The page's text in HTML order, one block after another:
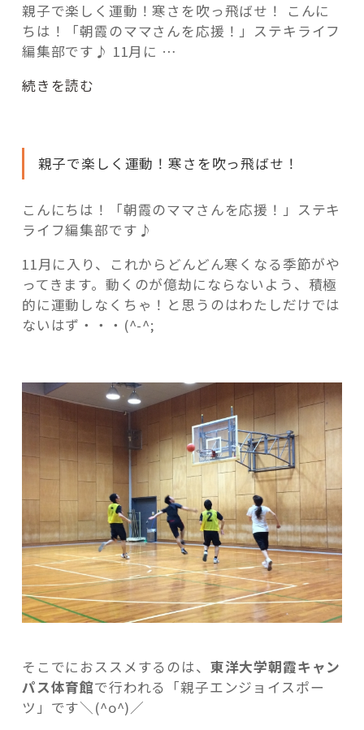
「ひと」
これからの暮らし 住み替え相談
記事検索
親子で楽しく運動！寒さを吹っ飛ばせ！ こんに
ちは！「朝霞のママさんを応援！」ステキライフ
編集部です♪ 11月に …
“地
東
大
学
の
生
と
遊
ぼ
子
エ
ジ
ポ
ー
ツ」
開
催”
続きを読む
親子で楽しく運動！寒さを吹っ飛ばせ！
こんにちは！「朝霞のママさんを応援！」ステキ
ライフ編集部です♪
11月に入り、これからどんどん寒くなる季節がや
ってきます。動くのが億劫にならないよう、積極
的に運動しなくちゃ！と思うのはわたしだけでは
ないはず・・・(^-^;
そこでにおススメするのは、 東洋大学朝霞キャン
パス体育館で行われる「親子エンジョイスポー
ツ」です＼(^o^)／